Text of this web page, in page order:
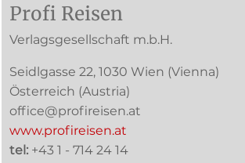
Profi Reisen
Verlagsgesellschaft m.b.H.
Seidlgasse 22, 1030 Wien (Vienna)
Österreich (Austria)
office@profireisen.at
www.profireisen.at
tel: +43 1 - 714 24 14